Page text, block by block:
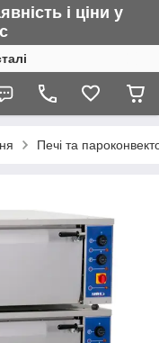
і ціни у
Печі та